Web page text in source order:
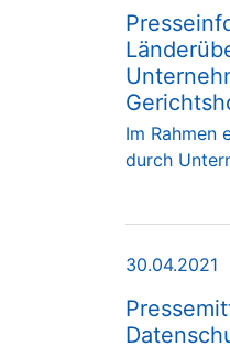
Im Rahmen
durch
30.04.2021